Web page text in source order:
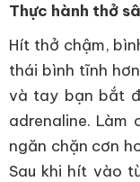
Thực hành thở
Hít thở chậm,
thái bình tĩnh
và tay bạn bắt
adrenaline. Làm
ngăn chặn cơn
Sau khi hít vào